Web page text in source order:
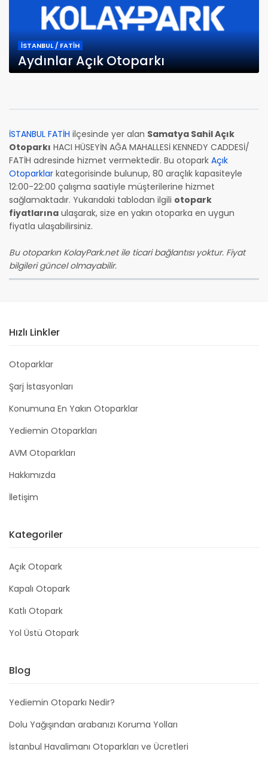
İSTANBUL / FATİH
Aydınlar Açık Otoparkı
İSTANBUL FATİH ilçesinde yer alan Samatya Sahil Açık
Otoparkı HACI HÜSEYİN AĞA MAHALLESİ KENNEDY CADDESİ/
FATİH adresinde hizmet vermektedir. Bu otopark Açık
Otoparklar kategorisinde bulunup, 80 araçlık kapasiteyle
12:00-22:00 çalışma saatiyle müşterilerine hizmet
sağlamaktadır. Yukarıdaki tablodan ilgili otopark
fiyatlarına ulaşarak, size en yakın otoparka en uygun
fiyatla ulaşabilirsiniz.
Bu otoparkın KolayPark.net ile ticari bağlantısı yoktur. Fiyat
bilgileri güncel olmayabilir.
Hızlı Linkler
Otoparklar
Şarj İstasyonları
Konumuna En Yakın Otoparklar
Yediemin Otoparkları
AVM Otoparkları
Hakkımızda
İletişim
Kategoriler
Açık Otopark
Kapalı Otopark
Katlı Otopark
Yol Üstü Otopark
Blog
Yediemin Otoparkı Nedir?
Dolu Yağışından arabanızı Koruma Yolları
İstanbul Havalimanı Otoparkları ve Ücretleri